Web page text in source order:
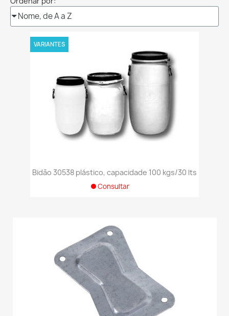
Bidão 30538 plástico, capacidade 100 kgs/30 lts
Consultar
VARIANTES